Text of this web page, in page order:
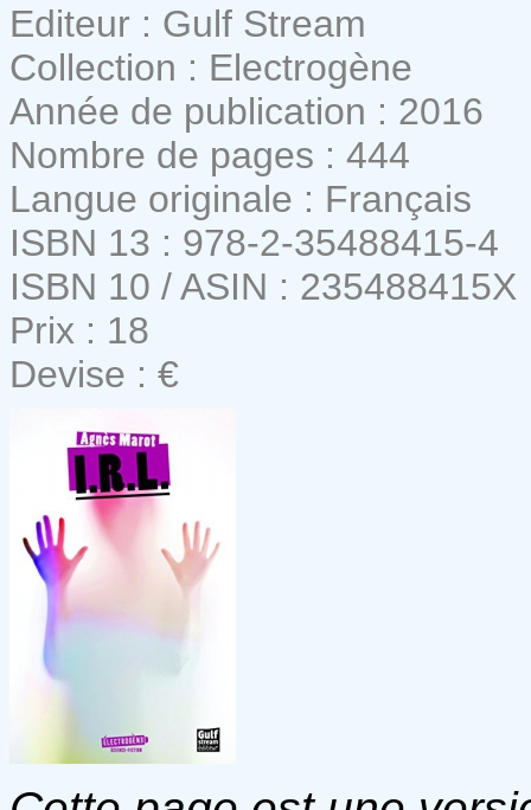
Editeur : Gulf Stream
Collection : Electrogène
Année de publication : 2016
Nombre de pages : 444
Langue originale : Français
ISBN 13 : 978-2-35488415-4
ISBN 10 / ASIN : 235488415X
Prix : 18
Devise : €